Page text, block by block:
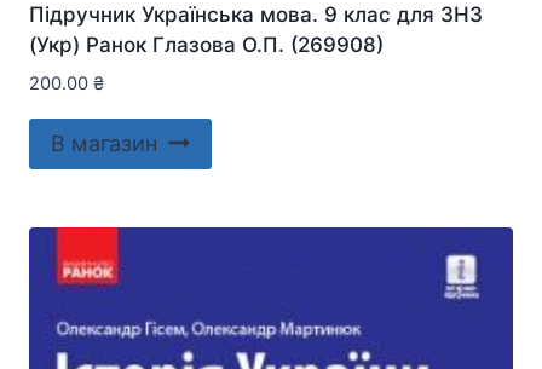
Підручник Українська мова. 9 клас для ЗНЗ
(Укр) Ранок Глазова О.П. (269908)
200.00 ₴
В магазин